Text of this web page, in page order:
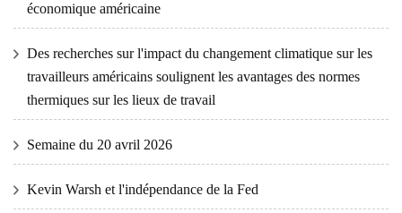
économique américaine
Des recherches sur l'impact du changement climatique sur les
travailleurs américains soulignent les avantages des normes
thermiques sur les lieux de travail
Semaine du 20 avril 2026
Kevin Warsh et l'indépendance de la Fed